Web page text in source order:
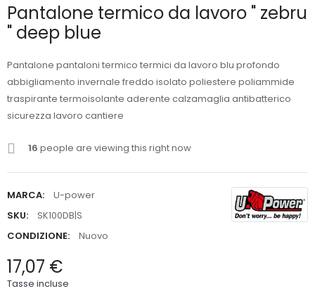
Pantalone termico da lavoro " zebru
" deep blue
Pantalone pantaloni termico termici da lavoro blu profondo
abbigliamento invernale freddo isolato poliestere poliammide
traspirante termoisolante aderente calzamaglia antibatterico
sicurezza lavoro cantiere
16 people are viewing this right now
MARCA:
U-power
SKU:
SK100DB|S
CONDIZIONE:
Nuovo
17,07 €
Tasse incluse